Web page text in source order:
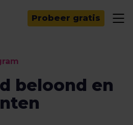
Probeer gratis
beloond en